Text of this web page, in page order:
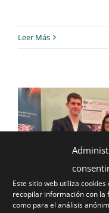
Este sitio web utiliza
recopilar información con la
como para el análisis
Leer Más